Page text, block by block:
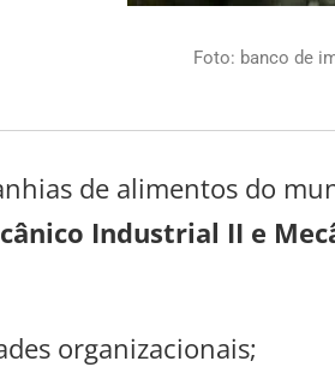
Foto: banco de
de alimentos do
Industrial II e
organizacionais;